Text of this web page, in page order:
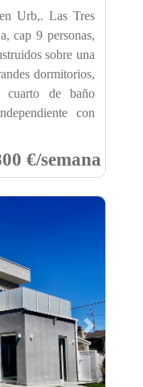
Urb,. Las Tres
cap 9 personas,
sobre una
dormitorios,
cuarto de baño
con
€/semana
Next